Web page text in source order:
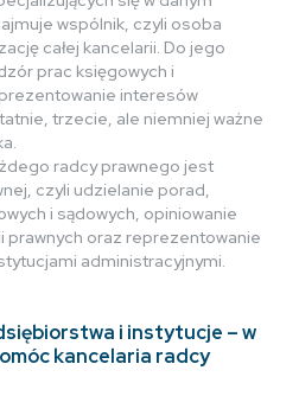
wspólnik, czyli osoba
całej kancelarii. Do jego
prac księgowych i
interesów
trzecie, ale niemniej ważne
radcy prawnego jest
czyli udzielanie porad,
i sądowych, opiniowanie
prawnych oraz reprezentowanie
administracyjnymi.
i instytucje – w
kancelaria radcy